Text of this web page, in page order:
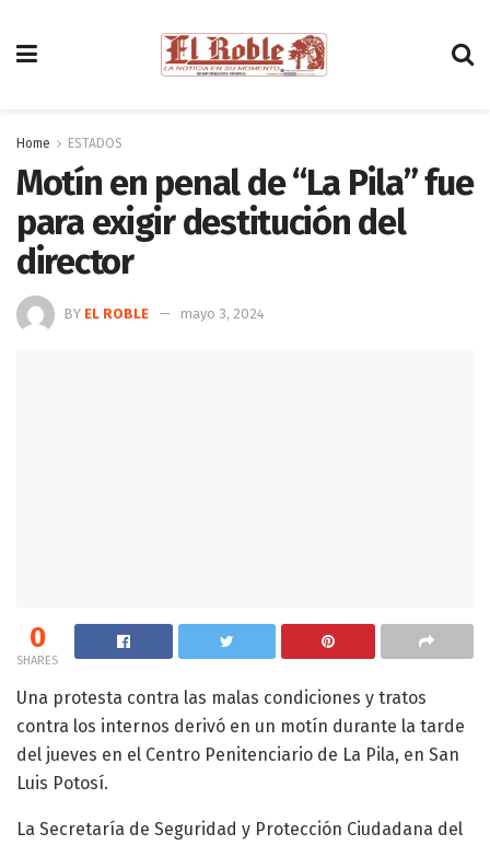
Home ESTADOS
Motín en penal de “La Pila” fue
para exigir destitución del
director
BY EL ROBLE mayo 3, 2024
0
SHARES
Una protesta contra las malas condiciones y tratos
contra los internos derivó en un motín durante la tarde
del jueves en el Centro Penitenciario de La Pila, en San
Luis Potosí.
La Secretaría de Seguridad y Protección Ciudadana del